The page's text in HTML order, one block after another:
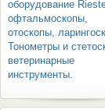
оборудование
офтальмоскопы,
отоскопы,
Тонометры и
ветеринарные
инструменты.